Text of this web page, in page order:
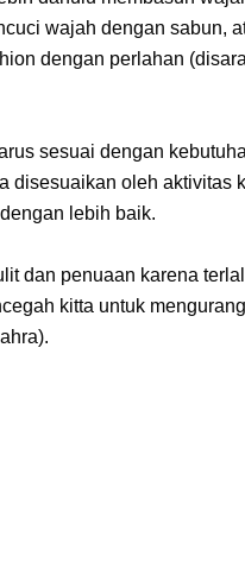
wajah dengan sabun,
dengan perlahan
sesuai dengan
disesuaikan oleh aktivitas
lebih baik.
dan penuaan karena
kitta untuk